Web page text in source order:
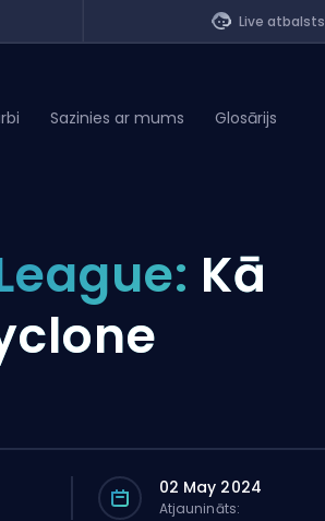
Live atbalsts
Sazinies ar mums Glosārijs
Kā
02 May 2024
Atjaunināts: